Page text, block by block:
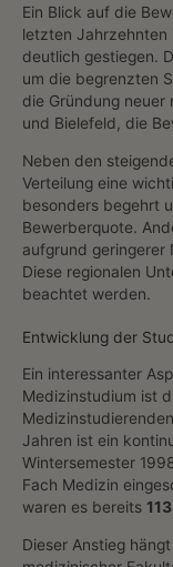
Ein Blick auf die
letzten Jahrzehnten
deutlich gestiegen.
um die begrenzten
die Gründung neuer
und Bielefeld, die
Neben den
Verteilung eine
besonders begehrt
Bewerberquote.
aufgrund geringerer
Diese regionalen
beachtet werden.
Entwicklung der
Ein interessanter
Medizinstudium ist
Jahren ist ein
Wintersemester
Fach Medizin
waren es bereits
Dieser Anstieg